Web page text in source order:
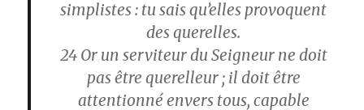
simplistes : tu sais qu’elles provoquent
des querelles.
24Or un serviteur du Seigneur ne doit
pas être querelleur ; il doit être
attentionné envers tous, capable